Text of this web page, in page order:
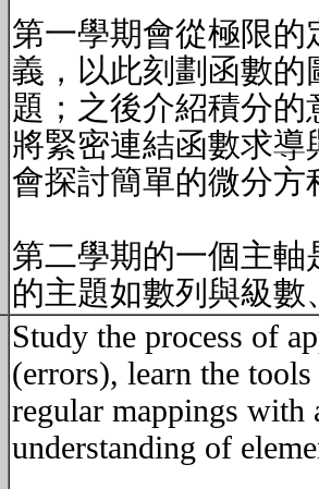
第一學期會從極限
義，以此刻劃函數
題；之後介紹積分
將緊密連結函數求
會探討簡單的微分方
第二學期的一個主
的主題如數列與級
Study the process of
(errors), learn the
regular mappings with
understanding of